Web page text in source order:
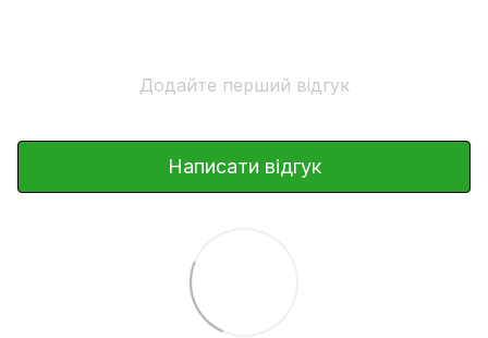
Додайте перший відгук
Написати відгук